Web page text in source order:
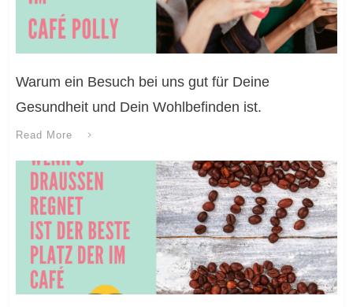
Warum ein Besuch bei uns gut für Deine
Gesundheit und Dein Wohlbefinden ist.
Read More